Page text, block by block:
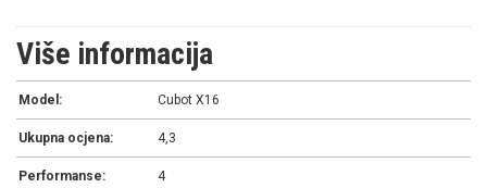
Više informacija
Model: Cubot X16
Ukupna ocjena: 4,3
Performanse: 4